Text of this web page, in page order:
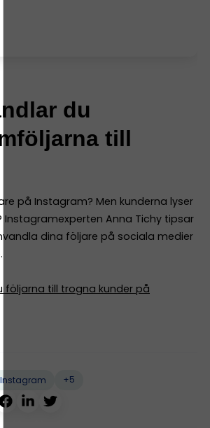
du
till
på Instagram? Men kunderna lyser
Instagramexperten Anna Tichy tipsar
dina följare på sociala medier
följarna till trogna kunder på
Instagram
+5